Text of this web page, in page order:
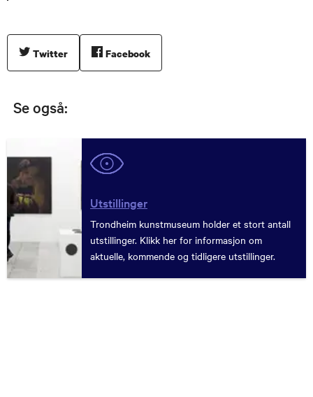
Twitter Facebook
Se også:
Utstillinger
Trondheim kunstmuseum holder et stort antall
utstillinger. Klikk her for informasjon om
aktuelle, kommende og tidligere utstillinger.